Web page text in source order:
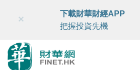
財華智庫網 FINTV FINMETA
×
下載財華財經APP
把握投資先機